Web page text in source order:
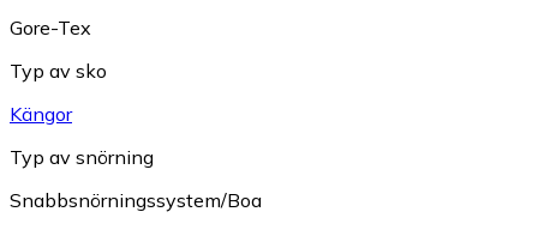
Gore-Tex
Typ av sko
Kängor
Typ av snörning
Snabbsnörningssystem/Boa